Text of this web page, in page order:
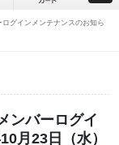
グインメンテナンスのお知ら
ンバーログイ
月23日（水）